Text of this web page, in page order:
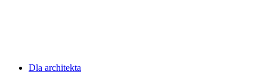
Dla architekta